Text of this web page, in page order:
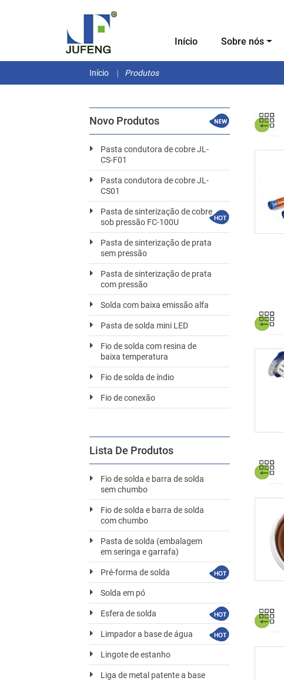
Início Sobre nós
Início Produtos
Novo Produtos
Pasta condutora de cobre JL-
CS-F01
Pasta condutora de cobre JL-
CS01
Pasta de sinterização de cobre
sob pressão FC-100U
Pasta de sinterização de prata
sem pressão
Pasta de sinterização de prata
com pressão
Solda com baixa emissão alfa
Pasta de solda mini LED
Fio de solda com resina de
baixa temperatura
Fio de solda de índio
Fio de conexão
Lista De Produtos
Fio de solda e barra de solda
sem chumbo
Fio de solda e barra de solda
com chumbo
Pasta de solda (embalagem
em seringa e garrafa)
Pré-forma de solda
Solda em pó
Esfera de solda
Limpador a base de água
Lingote de estanho
Liga de metal patente a base